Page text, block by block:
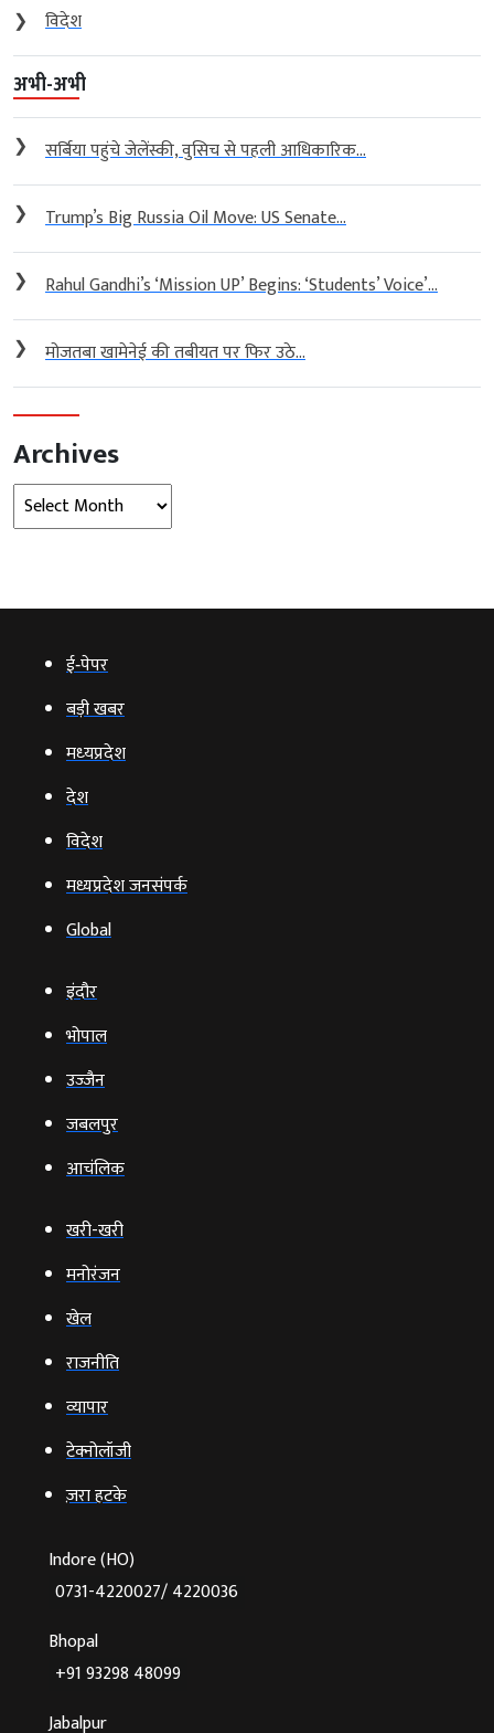
❯
विदेश
अभी-अभी
❯ सर्बिया पहुंचे जेलेंस्की, वुसिच से पहली आधिकारिक...
❯ Trump’s Big Russia Oil Move: US Senate...
❯ Rahul Gandhi’s ‘Mission UP’ Begins: ‘Students’ Voice’...
❯ मोजतबा खामेनेई की तबीयत पर फिर उठे...
Archives
Archives
ई‑पेपर
बड़ी खबर
मध्‍यप्रदेश
देश
विदेश
मध्यप्रदेश जनसंपर्क
Global
इंदौर
भोपाल
उज्‍जैन
जबलपुर
आचंलिक
खरी-खरी
मनोरंजन
खेल
राजनीति
व्‍यापार
टेक्‍नोलॉजी
ज़रा हटके
Indore (HO)
0731-4220027/ 4220036
Bhopal
+91 93298 48099
Jabalpur